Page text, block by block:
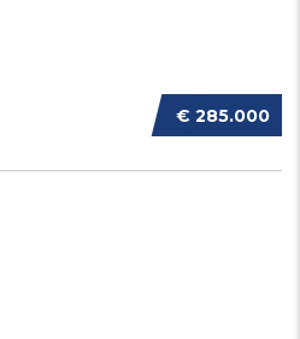
€ 285.000